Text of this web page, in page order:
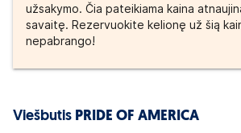
užsakymo. Čia pateikiama kaina
savaitę. Rezervuokite kelionę už šią
nepabrango!
Viešbutis PRIDE OF AMERICA